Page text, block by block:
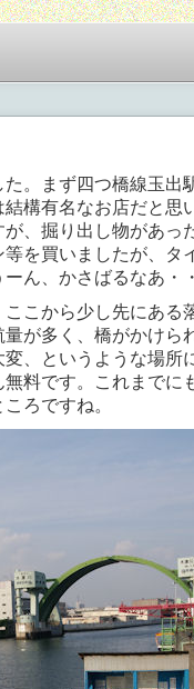
。まず四つ橋線玉出
構有名なお店だと思
、掘り出し物があっ
を買いましたが、タ
ん、かさばるなあ・
こから少し先にある
が多く、橋がかけら
、というような場所
料です。これまでに
ろですね。